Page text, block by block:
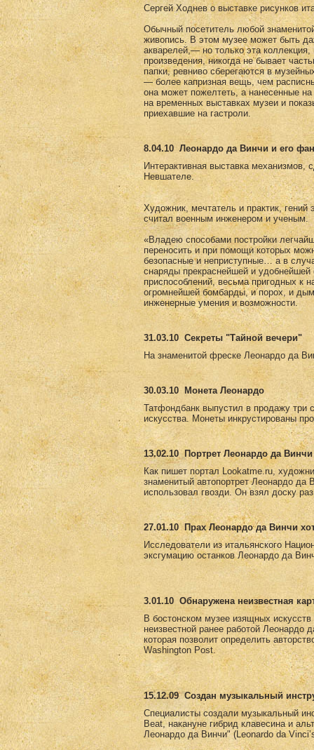
Сергей Ходнев о выставке рисунков
Обычный посетитель любой
живопись. В этом музее может быть
акварелей,— но только эта
произведения, никогда не бывает
папки, ревниво сберегаются в
— более капризная вещь, чем
она может пожелтеть, а нанесенные
на временных выставках музеи и
приехавшие на гастроли.
8.04.10 Леонардо да Винчи и его
Интерактивная выставка механизмов,
Невшателе.
Художник, мечтатель и практик,
считал военным инженером и ученым.
«Владею способами постройки
переносить и при помощи которых
безопасные и неприступные… а в
снаряды прекраснейшей и
приспособлений, весьма пригодных к
огромнейшей бомбарды, и порох, и
инженерные умения и возможности.
31.03.10 Секреты "Тайной вечери"
На знаменитой фреске Леонардо да
30.03.10
Монета Леонардо
Татфондбанк выпустил в продажу три
искусства. Монеты инкрустированы
13.02.10
Портрет Леонардо да Винчи
Как пишет портал Lookatme.ru,
знаменитый автопортрет Леонардо да
использовал гвозди. Он взял доску
27.01.10
Прах Леонардо да Винчи
Исследователи из итальянского
эксгумацию останков Леонардо да
3.01.10 Обнаружена неизвестная
В бостонском музее изящных
неизвестной ранее работой Леонардо
которая позволит определить
Washington Post.
15.12.09 Создан музыкальный
Специалисты создали музыкальный
Beat, накануне гибрид клавесина и
Леонардо да Винчи" (Leonardo da